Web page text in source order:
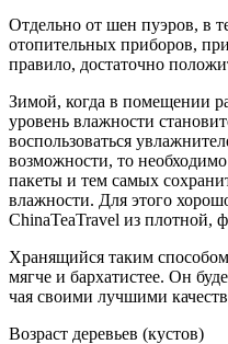
Отдельно от шен пуэров, в
отопительных приборов,
правило, достаточно
Зимой, когда в помещении
уровень влажности
воспользоваться
возможности, то
пакеты и тем самых
влажности. Для этого
ChinaTeaTravel из плотной,
Хранящийся таким
мягче и бархатистее. Он
чая своими лучшими
Возраст деревьев (кустов)